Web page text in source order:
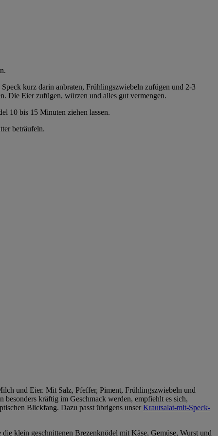
kurz darin anbraten, Frühlingszwiebeln zufügen und 2-3
Die Eier zufügen, würzen und alles gut vermengen.
10 bis 15 Minuten ziehen lassen.
beträufeln.
und Eier. Mit Salz, Pfeffer, Piment, Frühlingszwiebeln und
kräftig im Geschmack werden, empfiehlt es sich,
Blickfang. Dazu passt übrigens unserKrautsalat-mit-Speck-
die klein geschnittenen Brezenknödel mit Käse, Gemüse, Wurst und